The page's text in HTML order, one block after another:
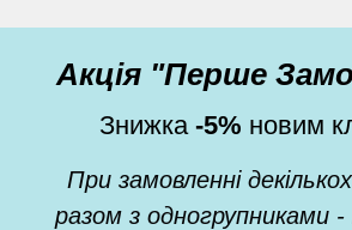
Акція "Перше
Знижка -5% новим
При замовленні
разом з одногрупниками